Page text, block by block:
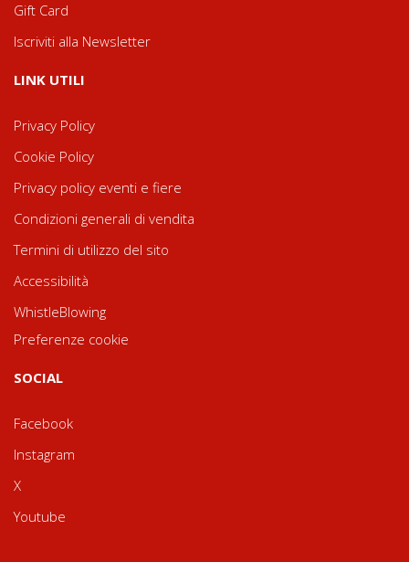
Gift Card
Iscriviti alla Newsletter
LINK UTILI
Privacy Policy
Cookie Policy
Privacy policy eventi e fiere
Condizioni generali di vendita
Termini di utilizzo del sito
Accessibilità
WhistleBlowing
Preferenze cookie
SOCIAL
Facebook
Instagram
X
Youtube